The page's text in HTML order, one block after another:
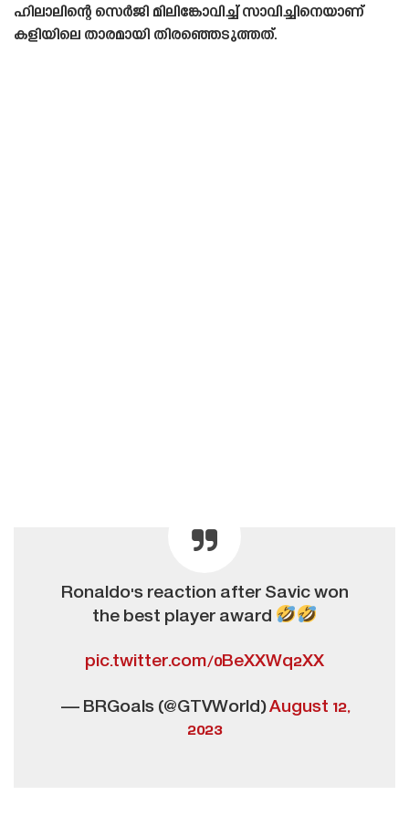
ഹിലാലിന്റെ സെർജി മിലിങ്കോവിച്ച് സാവിച്ചിനെയാണ്
കളിയിലെ താരമായി തിരഞ്ഞെടുത്തത്.
Ronaldo's reaction after Savic won
the best player award
pic.twitter.com/0BeXXWq2XX
— BRGoals (@GTVWorld)August 12,
2023